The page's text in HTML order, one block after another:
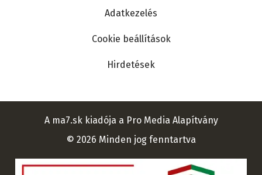
Adatkezelés
Cookie beállítások
Hirdetések
A ma7.sk kiadója a Pro Media Alapítvány
© 2026 Minden jog fenntartva